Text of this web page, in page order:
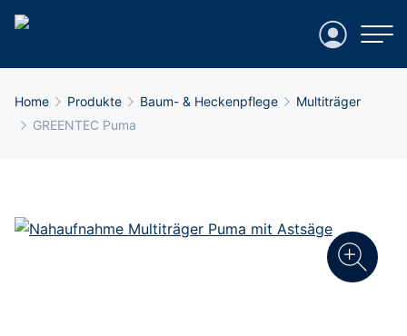
Login
Breadcrumb-Navigation
Home Produkte Baum- & Heckenpflege
Multiträger
GREENTEC Puma